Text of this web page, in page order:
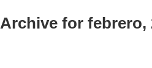
Archive for febrero,